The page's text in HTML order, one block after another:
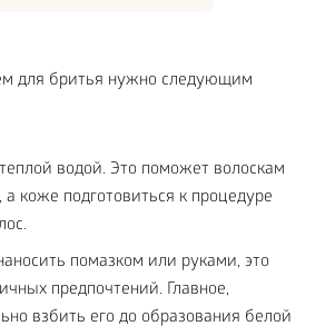
для бритья нужно следующим
водой. Это поможет волоскам
а коже подготовиться к процедуре
помазком или руками, это
предпочтений. Главное,
взбить его до образования белой